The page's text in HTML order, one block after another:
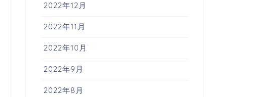
2022年12月
2022年11月
2022年10月
2022年9月
2022年8月